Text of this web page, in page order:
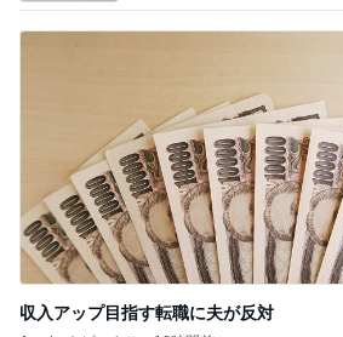
収入アップ目指す転職に夫が反対